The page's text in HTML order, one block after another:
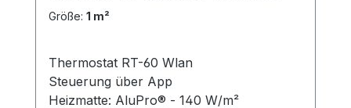
Größe: 1 m²
Thermostat RT-60 Wlan
Steuerung über App
Heizmatte: AluPro® - 140 W/m²